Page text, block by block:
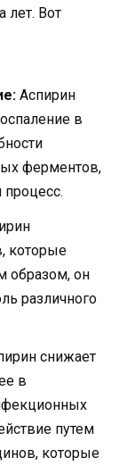
лет. Вот
Аспирин
в
ферментов,
процесс.
которые
образом, он
различного
снижает
в
путем
которые